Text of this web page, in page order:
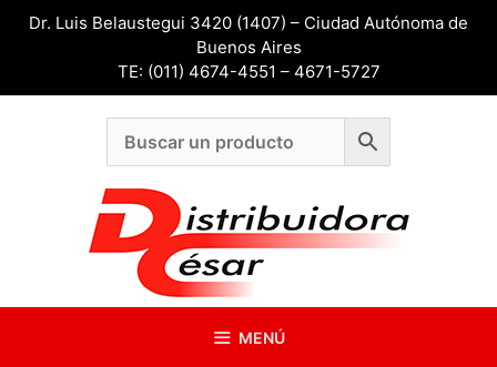
SaltarDr. Luis Belaustegui 3420 (1407) – Ciudad Autónoma de
Buenos Aires
TE: (011) 4674-4551 – 4671-5727
MENÚ